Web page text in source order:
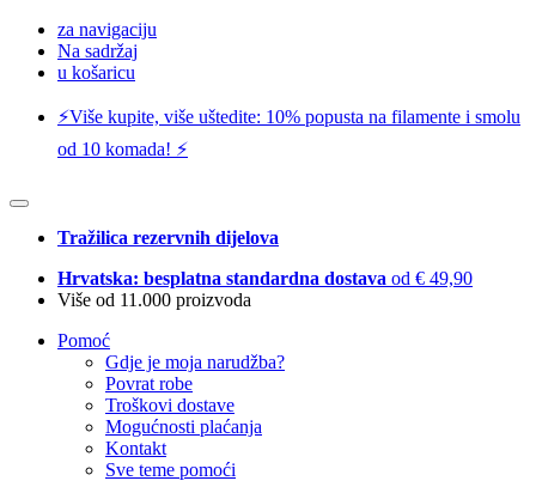
za navigaciju
Na sadržaj
u košaricu
⚡️Više kupite, više uštedite: 10% popusta na filamente i smolu
od 10 komada! ⚡️
Tražilica rezervnih dijelova
Hrvatska: besplatna standardna dostava od € 49,90
Više od 11.000 proizvoda
Pomoć
Gdje je moja narudžba?
Povrat robe
Troškovi dostave
Mogućnosti plaćanja
Kontakt
Sve teme pomoći